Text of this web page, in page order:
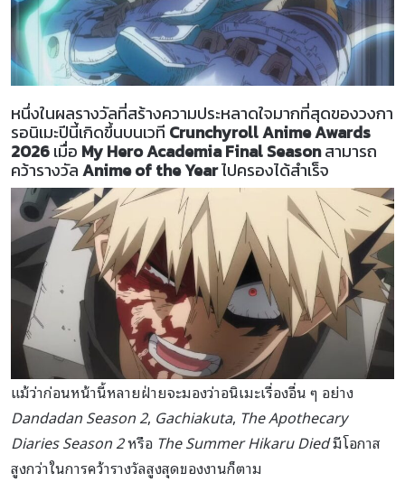
หนึ่งในผลรางวัลที่สร้างความประหลาดใจมากที่สุดของวงกา
รอนิเมะปีนี้เกิดขึ้นบนเวที Crunchyroll Anime Awards
2026เมื่อ My Hero Academia Final Seasonสามารถ
คว้ารางวัลAnime of the Yearไปครองได้สำเร็จ
แม้ว่าก่อนหน้านี้หลายฝ่ายจะมองว่าอนิเมะเรื่องอื่น ๆ อย่าง
Dandadan Season 2, Gachiakuta, The Apothecary
Diaries Season 2หรือ The Summer Hikaru Diedมีโอกาส
สูงกว่าในการคว้ารางวัลสูงสุดของงานก็ตาม